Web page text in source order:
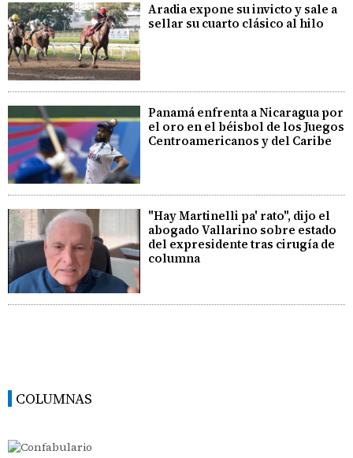
Aradia expone su invicto y sale a
sellar su cuarto clásico al hilo
Panamá enfrenta a Nicaragua por
el oro en el béisbol de los Juegos
Centroamericanos y del Caribe
"Hay Martinelli pa' rato", dijo el
abogado Vallarino sobre estado
del expresidente tras cirugía de
columna
COLUMNAS